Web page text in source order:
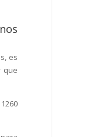
es
que